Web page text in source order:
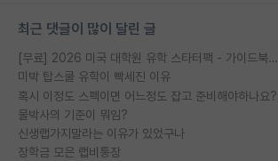
최근 댓글이 많이 달린 글
[무료] 2026 미국 대학원 유학 스타터팩 - 가이드북 & 합격자 컨택메일 템플릿
미박 탑스쿨 유학이 빡세진 이유
혹시 이정도 스펙이면 어느정도 잡고 준비해야하나요?
물박사의 기준이 뭐임?
신생랩가지말라는 이유가 있었구나
장학금 모은 랩비통장